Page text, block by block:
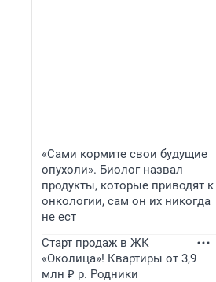
«Сами кормите свои будущие
опухоли». Биолог назвал
продукты, которые приводят к
онкологии, сам он их никогда
не ест
Старт продаж в ЖК
«Околица»! Квартиры от 3,9
млн ₽ р. Родники